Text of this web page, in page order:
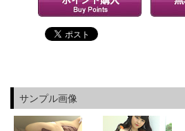
サンプル画像